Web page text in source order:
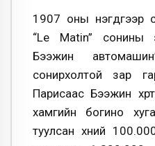
1907 оны
“Le Matin” сонины
Бээжин
сонирхолтой зар
Парисаас Бээжин
хамгийн богино
туулсан хүний